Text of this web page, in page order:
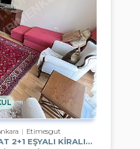
Etimesgut
YAPRACIK 9.BÖLGEDE GİRİŞ KAT 2+1 EŞYALI KİRALIK DAİRE